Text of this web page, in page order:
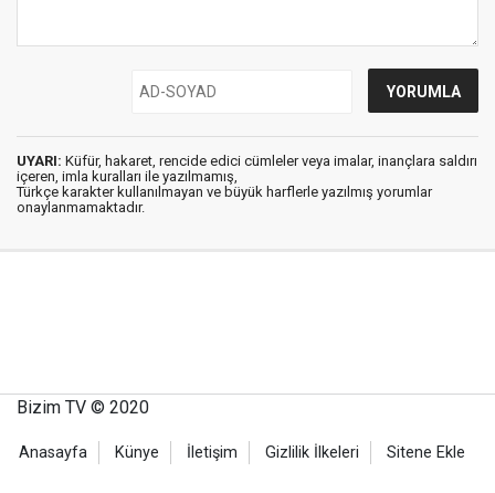
UYARI: Küfür, hakaret, rencide edici cümleler veya imalar, inançlara saldırı
içeren, imla kuralları ile yazılmamış,
Türkçe karakter kullanılmayan ve büyük harflerle yazılmış yorumlar
onaylanmamaktadır.
Bizim TV © 2020
Anasayfa Künye İletişim Gizlilik İlkeleri Sitene Ekle